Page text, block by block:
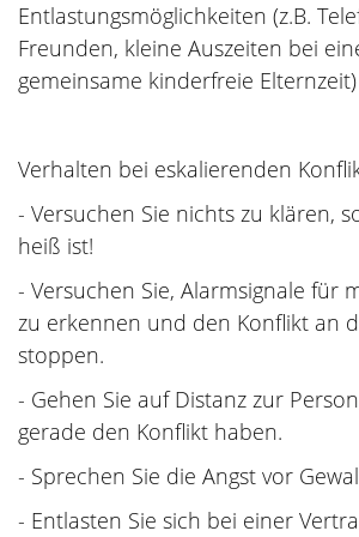
Entlastungsmöglichkeiten (z.B.
Freunden, kleine Auszeiten bei
gemeinsame kinderfreie Elternzeit)
Verhalten bei eskalierenden
- Versuchen Sie nichts zu klären,
heiß ist!
- Versuchen Sie, Alarmsignale für
zu erkennen und den Konflikt an
stoppen.
- Gehen Sie auf Distanz zur
gerade den Konflikt haben.
- Sprechen Sie die Angst vor
- Entlasten Sie sich bei einer